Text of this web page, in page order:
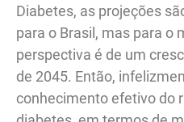
Diabetes, as projeções
para o Brasil, mas para o
perspectiva é de um
de 2045. Então,
conhecimento efetivo do